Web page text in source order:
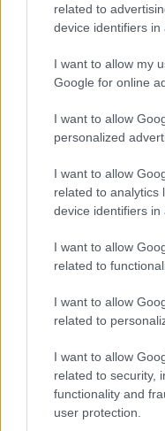
related to
device identifiers in
I want to allow my
Google for online
I want to allow
personalized
I want to allow
related to analytics
device identifiers in
I want to allow
related to
I want to allow
related to
I want to allow
related to security,
functionality and
user protection.
Continua a